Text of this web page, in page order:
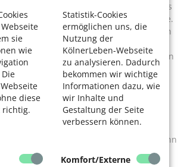
sie
wie
diese
richtig.
Statistik-Cookies
ermöglichen uns, die
Nutzung der
KölnerLeben-Webseite
zu analysieren. Dadurch
bekommen wir wichtige
Informationen dazu, wie
wir Inhalte und
Gestaltung der Seite
verbessern können.
Komfort/Externe
ist die Kunsthaarperücke mindestens
der Echthaarersatz doppelt so lange.
die Perücke in regelmäßigen Abständen
gereinigt und gepflegt werden. Dies
oder – einmal fachgerecht erklärt – man
verzichten sollte man jedoch nicht.
Pflege ist, zeigt das Beispiel André
der Tennisstar seine damalige
vor dem Endspiel bei den
behandelt. Sie fiel in sich
nicht richtig auf dem Kopf. Das habe ihn
es, dass er schließlich das Match verlor.
Haarersatz ohnehin.